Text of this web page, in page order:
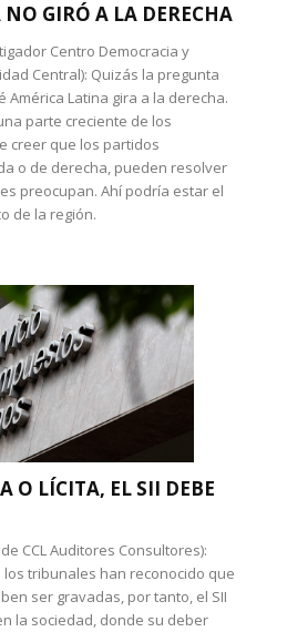
GIRÓ A LA DERECHA
Centro Democracia y
Central): Quizás la pregunta
Latina gira a la derecha.
parte creciente de los
creer que los partidos
o de derecha, pueden resolver
preocupan. Ahí podría estar el
de la región.
O LÍCITA, EL SII DEBE
CCL Auditores Consultores):
tribunales han reconocido que
ser gravadas, por tanto, el SII
la sociedad, donde su deber